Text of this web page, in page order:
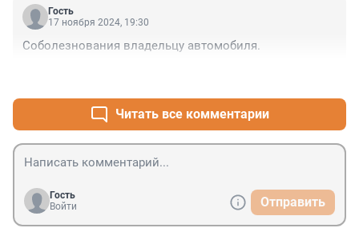
Гость
17 ноября 2024, 19:30
Соболезнования владельцу автомобиля.
Читать все комментарии
Гость
Войти
Отправить